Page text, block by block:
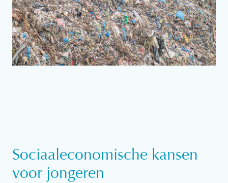
Sociaaleconomische kansen
voor jongeren